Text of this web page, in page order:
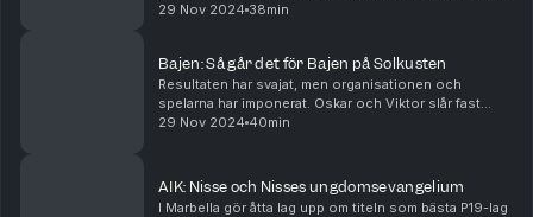
intrycket från fem dagar av att följa DIF:s P19.
29 Nov 2024 38min
Bajen: Så går det för Bajen på Solkusten
Resultaten har svajat, men organisationen och
spelarna har imponerat. Oskar och Viktor slår fast
varför Hammarby tycks vara Stockholms just nu bästa
29 Nov 2024 40min
AIK: Nisse och Nisses ungdomsevangelium
I Marbella gör åtta lag upp om titeln som bästa P19-lag